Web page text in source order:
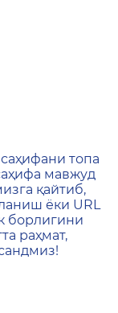
топа
мавжуд
қайтиб,
ёки URL
борлигини
раҳмат,